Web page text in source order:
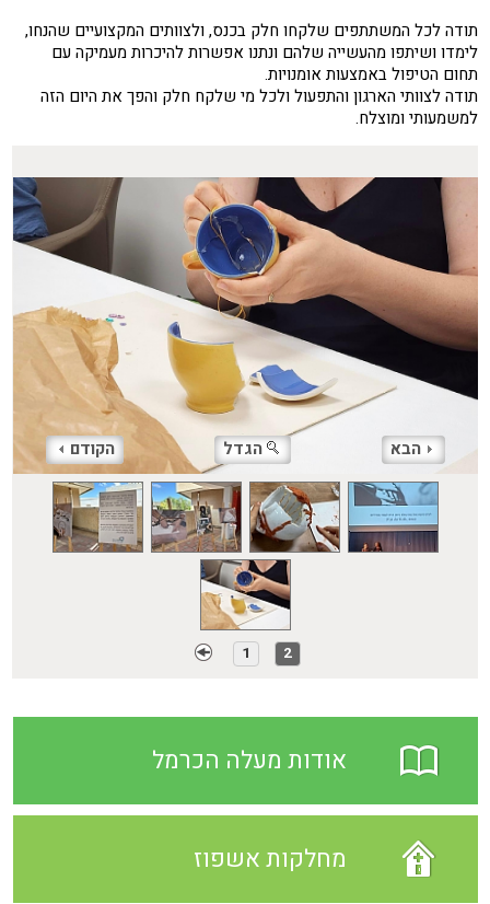
תודה לכל המשתתפים שלקחו חלק בכנס, ולצוותים המקצועיים שהנחו,
לימדו ושיתפו מהעשייה שלהם ונתנו אפשרות להיכרות מעמיקה עם
תחום הטיפול באמצעות אומנויות.
תודה לצוותי הארגון והתפעול ולכל מי שלקח חלק והפך את היום הזה
למשמעותי ומוצלח.
הקודם הגדל הבא
1 2
אודות מעלה הכרמל
מחלקות אשפוז